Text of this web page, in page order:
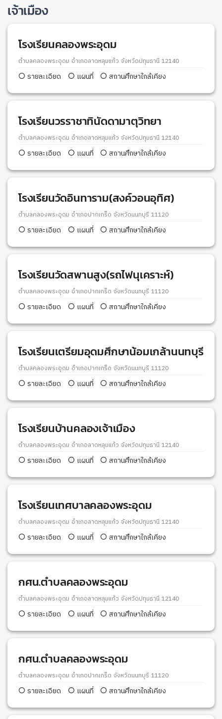
เจ้าเมือง
โรงเรียนคลองพระอุดม
ตำบลคลองพระอุดม อำเภอลาดหลุมแก้ว จังหวัดปทุมธานี 12140
รายละเอียด แผนที่ สถานศึกษาใกล้เคียง
โรงเรียนวรราชาทินัดดามาตุวิทยา
ตำบลคลองพระอุดม อำเภอลาดหลุมแก้ว จังหวัดปทุมธานี 12140
รายละเอียด แผนที่ สถานศึกษาใกล้เคียง
โรงเรียนวัดอินทาราม(สงค์วอนอุทิศ)
ตำบลคลองพระอุดม อำเภอปากเกร็ด จังหวัดนนทบุรี 11120
รายละเอียด แผนที่ สถานศึกษาใกล้เคียง
โรงเรียนวัดสพานสูง(รถไฟนุเคราะห์)
ตำบลคลองพระอุดม อำเภอปากเกร็ด จังหวัดนนทบุรี 11120
รายละเอียด แผนที่ สถานศึกษาใกล้เคียง
โรงเรียนเตรียมอุดมศึกษาน้อมเกล้านนทบุรี
ตำบลคลองพระอุดม อำเภอปากเกร็ด จังหวัดนนทบุรี 11120
รายละเอียด แผนที่ สถานศึกษาใกล้เคียง
โรงเรียนบ้านคลองเจ้าเมือง
ตำบลคลองพระอุดม อำเภอลาดหลุมแก้ว จังหวัดปทุมธานี 12140
รายละเอียด แผนที่ สถานศึกษาใกล้เคียง
โรงเรียนเทศบาลคลองพระอุดม
ตำบลคลองพระอุดม อำเภอลาดหลุมแก้ว จังหวัดปทุมธานี 12140
รายละเอียด แผนที่ สถานศึกษาใกล้เคียง
กศน.ตำบลคลองพระอุดม
ตำบลคลองพระอุดม อำเภอลาดหลุมแก้ว จังหวัดปทุมธานี 12140
รายละเอียด แผนที่ สถานศึกษาใกล้เคียง
กศน.ตำบลคลองพระอุดม
ตำบลคลองพระอุดม อำเภอปากเกร็ด จังหวัดนนทบุรี 11120
รายละเอียด แผนที่ สถานศึกษาใกล้เคียง